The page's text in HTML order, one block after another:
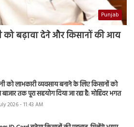
Punjab
को बढ़ावा देने और किसानों की आय
को लाभकारी व्यवसाय बनाने के लिए किसानों को
तक पूरा सहयोग दिया जा रहा है: मोहिंदर भगत
2026 - 11:43 AM